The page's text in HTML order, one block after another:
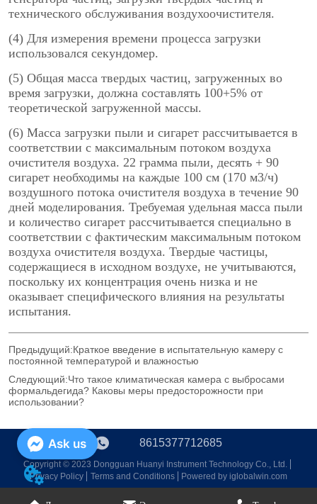
Предыдущий:Краткое введение в испытательную камеру с
постоянной температурой и влажностью
Следующий:Что такое климатическая камера с выбросами
формальдегида? Каковы меры предосторожности при
использовании?
8615377712685
Copyright © 2023 Dongguan Huanyi Instrument Technology Co., Ltd.
Privacy Policy
Terms and Conditions Powered by iglobalwin.com
Ask us